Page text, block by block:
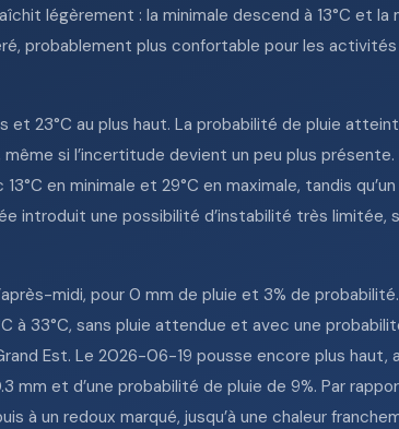
légèrement : la minimale descend à 13°C et la
probablement plus confortable pour les activités
23°C au plus haut. La probabilité de pluie atteint
si l’incertitude devient un peu plus
en minimale et 29°C en maximale, tandis
introduit une possibilité d’instabilité très limitée,
midi, pour 0 mm de pluie et 3% de
à 33°C, sans pluie attendue et avec une
Est. Le 2026-06-19 pousse encore plus haut,
mm et d’une probabilité de pluie de 9%. Par
à un redoux marqué, jusqu’à une chaleur